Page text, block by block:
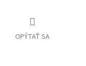
OPÝTAŤ SA